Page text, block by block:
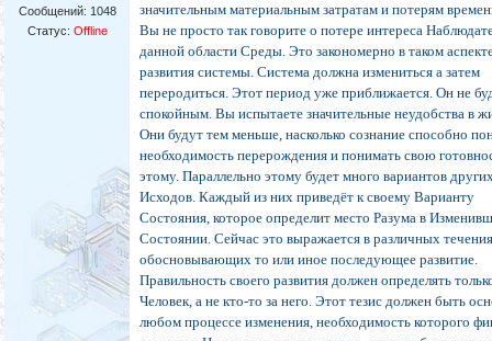
Сообщений: 1048
Статус: Offline
значительным материальным затратам и потерям
Вы не просто так говорите о потере интереса
данной области Среды. Это закономерно в таком
развития системы. Система должна измениться а затем
переродиться. Этот период уже приближается. Он не
спокойным. Вы испытаете значительные неудобства в
Они будут тем меньше, насколько сознание способно
необходимость перерождения и понимать свою
этому. Параллельно этому будет много вариантов
Исходов. Каждый из них приведёт к своему Варианту
Состояния, которое определит место Разума в
Состоянии. Сейчас это выражается в различных
обосновывающих то или иное последующее развитие.
Правильность своего развития должен определять
Человек, а не кто-то за него. Этот тезис должен быть
любом процессе изменения, необходимость которого